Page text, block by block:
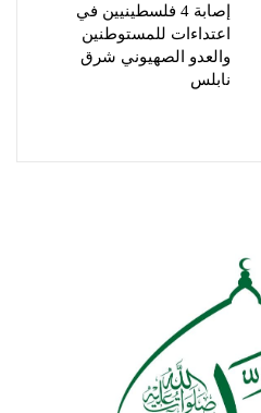
إصابة 4 فلسطينيين في
اعتداءات للمستوطنين
والعدو الصهيوني شرق
نابلس